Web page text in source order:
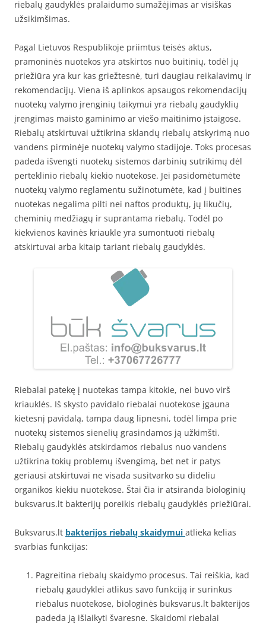
riebalų gaudyklės pralaidumo sumažėjimas ar visiškas
užsikimšimas.
Pagal Lietuvos Respublikoje priimtus teisės aktus,
pramoninės nuotekos yra atskirtos nuo buitinių, todėl jų
priežiūra yra kur kas griežtesnė, turi daugiau reikalavimų ir
rekomendacijų. Viena iš aplinkos apsaugos rekomendacijų
nuotekų valymo įrenginių taikymui yra riebalų gaudyklių
įrengimas maisto gaminimo ar viešo maitinimo įstaigose.
Riebalų atskirtuvai užtikrina sklandų riebalų atskyrimą nuo
vandens pirminėje nuotekų valymo stadijoje. Toks procesas
padeda išvengti nuotekų sistemos darbinių sutrikimų dėl
perteklinio riebalų kiekio nuotekose. Jei pasidomėtumėte
nuotekų valymo reglamentu sužinotumėte, kad į buitines
nuotekas negalima pilti nei naftos produktų, jų likučių,
cheminių medžiagų ir suprantama riebalų. Todėl po
kiekvienos kavinės kriaukle yra sumontuoti riebalų
atskirtuvai arba kitaip tariant riebalų gaudyklės.
Riebalai patekę į nuotekas tampa kitokie, nei buvo virš
kriauklės. Iš skysto pavidalo riebalai nuotekose įgauna
kietesnį pavidalą, tampa daug lipnesni, todėl limpa prie
nuotekų sistemos sienelių grasindamos ją užkimšti.
Riebalų gaudyklės atskirdamos riebalus nuo vandens
užtikrina tokių problemų išvengimą, bet net ir patys
geriausi atskirtuvai ne visada susitvarko su dideliu
organikos kiekiu nuotekose. Štai čia ir atsiranda biologinių
buksvarus.lt bakterijų poreikis riebalų gaudyklės priežiūrai.
Buksvarus.lt bakterijos riebalų skaidymui atlieka kelias
svarbias funkcijas:
Pagreitina riebalų skaidymo procesus. Tai reiškia, kad
riebalų gaudyklei atlikus savo funkciją ir surinkus
riebalus nuotekose, biologinės buksvarus.lt bakterijos
padeda ją išlaikyti švaresne. Skaidomi riebalai